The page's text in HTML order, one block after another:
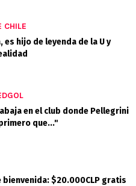
CHILE
es hijo de leyenda de la U y
en el club donde Pellegrini
que..."
bienvenida: $20.000CLP gratis